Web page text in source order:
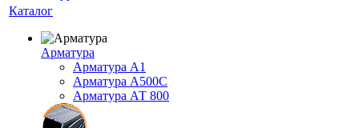
Каталог
Арматура
Арматура А1
Арматура А500С
Арматура АТ 800